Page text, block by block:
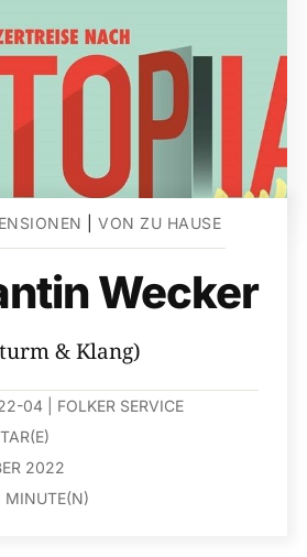
|VON ZU HAUSE
Wecker
& Klang)
04 FOLKER SERVICE
2022
MINUTE(N)